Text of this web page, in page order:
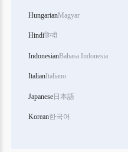
HungarianMagyar
Hindiहिन्दी
IndonesianBahasa Indonesia
ItalianItaliano
Japanese日本語
Korean한국어